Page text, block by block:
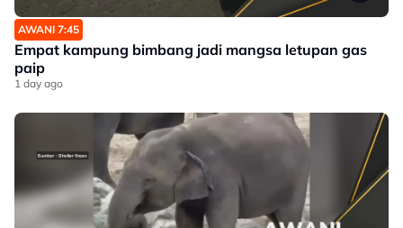
AWANI 7:45
Empat kampung bimbang jadi mangsa letupan gas
paip
1 day ago